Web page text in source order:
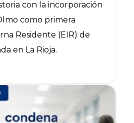
con la incorporación
como primera
Residente (EIR) de
en La Rioja.
Ver noticia